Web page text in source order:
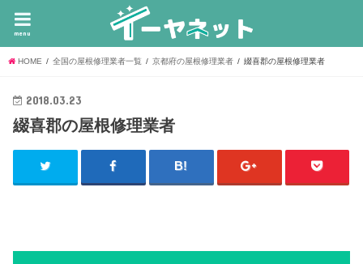
menu
HOME 全国の屋根修理業者一覧 京都府の屋根修理業者 綴喜郡の屋根修理業者
2018.03.23
綴喜郡の屋根修理業者